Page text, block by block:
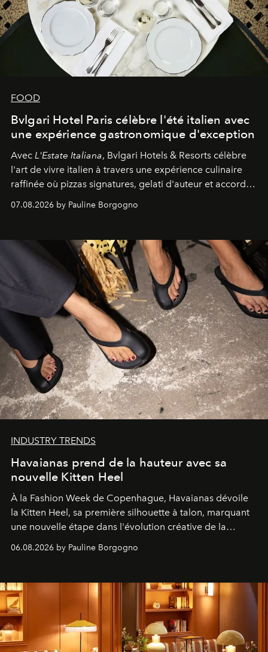
FOOD
Bvlgari Hotel Paris célèbre l'été italien avec
une expérience gastronomique d'exception
Avec L'Estate Italiana, Bvlgari Hotels & Resorts célèbre
l'art de vivre italien à travers une expérience culinaire
raffinée où pizzas signatures, gelati d'auteur et accords
d'exception composent un véritable voyage sensoriel.
07.08.2026 by Pauline Borgogno
INDUSTRY TRENDS
Havaianas prend de la hauteur avec sa
nouvelle Kitten Heel
À la Fashion Week de Copenhague, Havaianas dévoile
la Kitten Heel, sa première silhouette à talon, marquant
une nouvelle étape dans l'évolution créative de la
06.08.2026 by Pauline Borgogno